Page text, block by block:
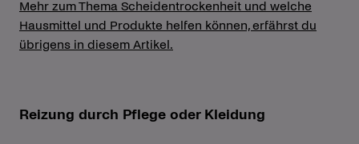
Mehr zum Thema Scheidentrockenheit und welche
Hausmittel und Produkte helfen können, erfährst du
übrigens in diesem Artikel.
Reizung durch Pflege oder Kleidung